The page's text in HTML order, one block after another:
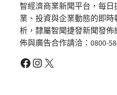
智經濟商業新聞平台，每日
業、投資與企業動態的即
析，隸屬智聞捷發新聞發
佈與廣告合作請洽：0800-
Facebook Instagram X